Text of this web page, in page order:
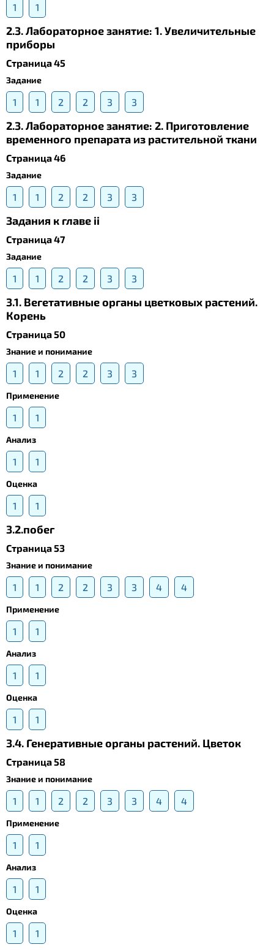
1 1
2.3. Лабораторное занятие: 1. Увеличительные
приборы
Страница 45
Задание
1 1 2 2 3 3
2.3. Лабораторное занятие: 2. Приготовление
временного препарата из растительной ткани
Страница 46
Задание
1 1 2 2 3 3
Задания к главе ii
Страница 47
Задание
1 1 2 2 3 3
3.1. Вегетативные органы цветковых растений.
Корень
Страница 50
Знание и понимание
1 1 2 2 3 3
Применение
1 1
Анализ
1 1
Оценка
1 1
3.2.побег
Страница 53
Знание и понимание
1 1 2 2 3 3 4 4
Применение
1 1
Анализ
1 1
Оценка
1 1
3.4. Генеративные органы растений. Цветок
Страница 58
Знание и понимание
1 1 2 2 3 3 4 4
Применение
1 1
Анализ
1 1
Оценка
1 1